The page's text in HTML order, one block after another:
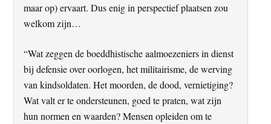
maar op) ervaart. Dus enig in perspectief plaatsen zou
welkom zijn…
“Wat zeggen de boeddhistische aalmoezeniers in dienst
bij defensie over oorlogen, het militairisme, de werving
van kindsoldaten. Het moorden, de dood, vernietiging?
Wat valt er te ondersteunen, goed te praten, wat zijn
hun normen en waarden? Mensen opleiden om te